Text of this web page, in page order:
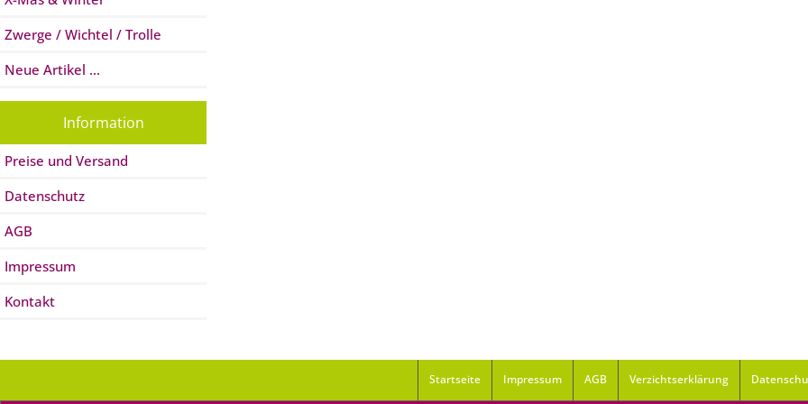
Zwerge / Wichtel / Trolle
Neue Artikel ...
Information
Preise und Versand
Datenschutz
AGB
Impressum
Kontakt
Startseite Impressum AGB Verzichtserklärung